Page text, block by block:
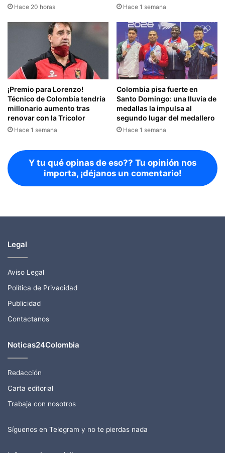
Hace 20 horas Hace 1 semana
¡Premio para Lorenzo!
Técnico de Colombia tendría
millonario aumento tras
renovar con la Tricolor
Hace 1 semana
Colombia pisa fuerte en
Santo Domingo: una lluvia de
medallas la impulsa al
segundo lugar del medallero
Hace 1 semana
Y tu qué opinas de eso?? Tu opinión nos
importa, ¡déjanos un comentario!
Legal
Aviso Legal
Política de Privacidad
Publicidad
Contactanos
Noticas24Colombia
Redacción
Carta editorial
Trabaja con nosotros
Síguenos en Telegram y no te pierdas nada